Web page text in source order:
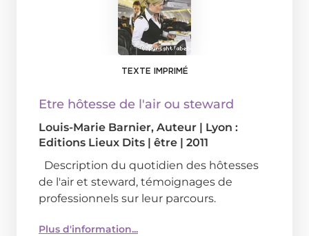
TEXTE IMPRIMÉ
Etre hôtesse de l'air ou steward
Louis-Marie Barnier, Auteur | Lyon :
Editions Lieux Dits | être | 2011
Description du quotidien des hôtesses
de l'air et steward, témoignages de
professionnels sur leur parcours.
Plus d'information...